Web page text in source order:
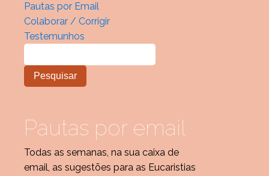
Pautas por Email
Colaborar / Corrigir
Testemunhos
Pautas por email
Todas as semanas, na sua caixa de
email, as sugestões para as Eucaristias